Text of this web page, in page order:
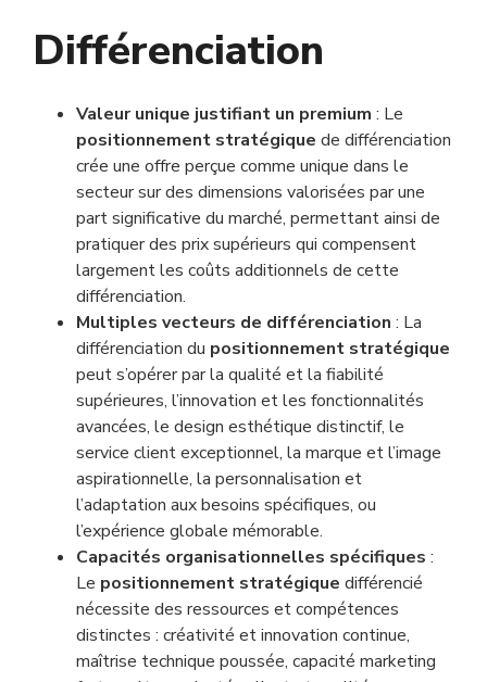
Différenciation
Valeur unique justifiant un premium : Le
positionnement stratégique de différenciation
crée une offre perçue comme unique dans le
secteur sur des dimensions valorisées par une
part significative du marché, permettant ainsi de
pratiquer des prix supérieurs qui compensent
largement les coûts additionnels de cette
différenciation.
Multiples vecteurs de différenciation : La
différenciation du positionnement stratégique
peut s’opérer par la qualité et la fiabilité
supérieures, l’innovation et les fonctionnalités
avancées, le design esthétique distinctif, le
service client exceptionnel, la marque et l’image
aspirationnelle, la personnalisation et
l’adaptation aux besoins spécifiques, ou
l’expérience globale mémorable.
Capacités organisationnelles spécifiques :
Le positionnement stratégique différencié
nécessite des ressources et compétences
distinctes : créativité et innovation continue,
maîtrise technique poussée, capacité marketing